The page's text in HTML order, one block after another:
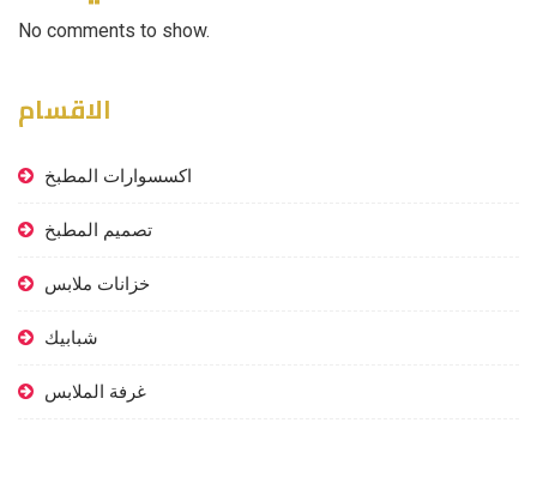
No comments to show.
الاقسام
اكسسوارات المطبخ
تصميم المطبخ
خزانات ملابس
شبابيك
غرفة الملابس